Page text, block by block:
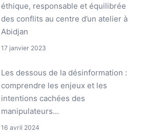
éthique, responsable et équilibrée
des conflits au centre d’un atelier à
Abidjan
17 janvier 2023
Les dessous de la désinformation :
comprendre les enjeux et les
intentions cachées des
manipulateurs…
16 avril 2024